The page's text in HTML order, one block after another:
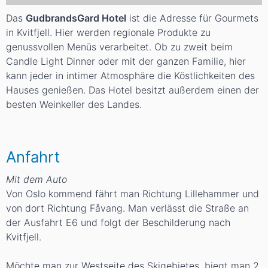
Das GudbrandsGard Hotel ist die Adresse für Gourmets
in Kvitfjell. Hier werden regionale Produkte zu
genussvollen Menüs verarbeitet. Ob zu zweit beim
Candle Light Dinner oder mit der ganzen Familie, hier
kann jeder in intimer Atmosphäre die Köstlichkeiten des
Hauses genießen. Das Hotel besitzt außerdem einen der
besten Weinkeller des Landes.
Anfahrt
Mit dem Auto
Von Oslo kommend fährt man Richtung Lillehammer und
von dort Richtung Fåvang. Man verlässt die Straße an
der Ausfahrt E6 und folgt der Beschilderung nach
Kvitfjell.